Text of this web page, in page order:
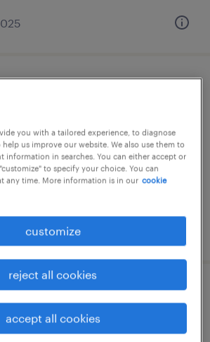
, 東京都
hour
配・宅配・ルート・配送、
普通免許、中型免許
you with a tailored experience, to diagnose
us improve our website. We also use them to
information in searches. You can either accept or
to specify your choice. You can
any time. More information is in our cookie
customize
reject all cookies
accept all cookies